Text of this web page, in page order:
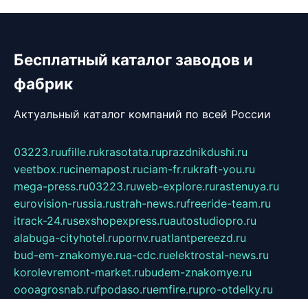
Бесплатный каталог заводов и
фабрик
Актуальный каталог компаний по всей России
03223.ruufille.rukrasotata.ruprazdnikdushi.ru
veetbox.rucinemapost.ruciam-fr.rukraft-you.ru
mega-press.ru03223.ruweb-explore.rurastenuya.ru
eurovision-russia.rustrah-news.rufreeride-team.ru
itrack-24.rusexshopexpress.ruautostudiopro.ru
alabuga-cityhotel.rupornv.ruatlantpereezd.ru
bud-em-znakomye.rua-cdc.ruelektrostal-news.ru
korolevremont-market.rubudem-znakomye.ru
oooagrosnab.rufpodaso.ruemfire.rupro-otdelky.ru